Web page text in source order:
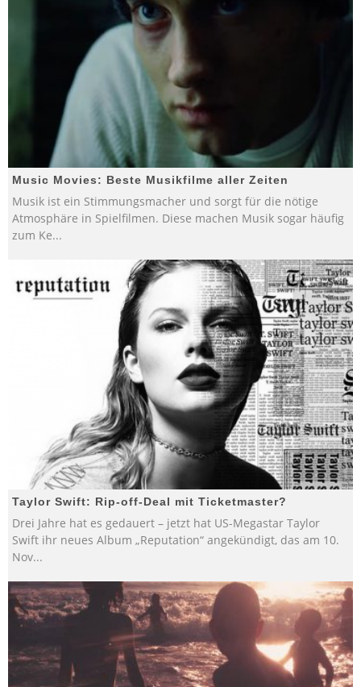
Music Movies: Beste Musikfilme aller Zeiten
Musik ist ein Stimmungsmacher und sorgt für die nötige
Atmosphäre in Spielfilmen. Diese machen Musik sogar häufig
zum Ke...
Taylor Swift: Rip-off-Deal mit Ticketmaster?
Drei Jahre hat es gedauert – jetzt hat US-Megastar Taylor
Swift ihr neues Album „Reputation“ angekündigt, das am 10.
Nov...